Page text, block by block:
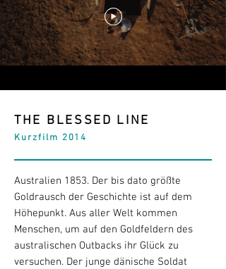
THE BLESSED LINE
Kurzfilm 2014
Australien 1853. Der bis dato größte
Goldrausch der Geschichte ist auf dem
Höhepunkt. Aus aller Welt kommen
Menschen, um auf den Goldfeldern des
australischen Outbacks ihr Glück zu
versuchen. Der junge dänische Soldat